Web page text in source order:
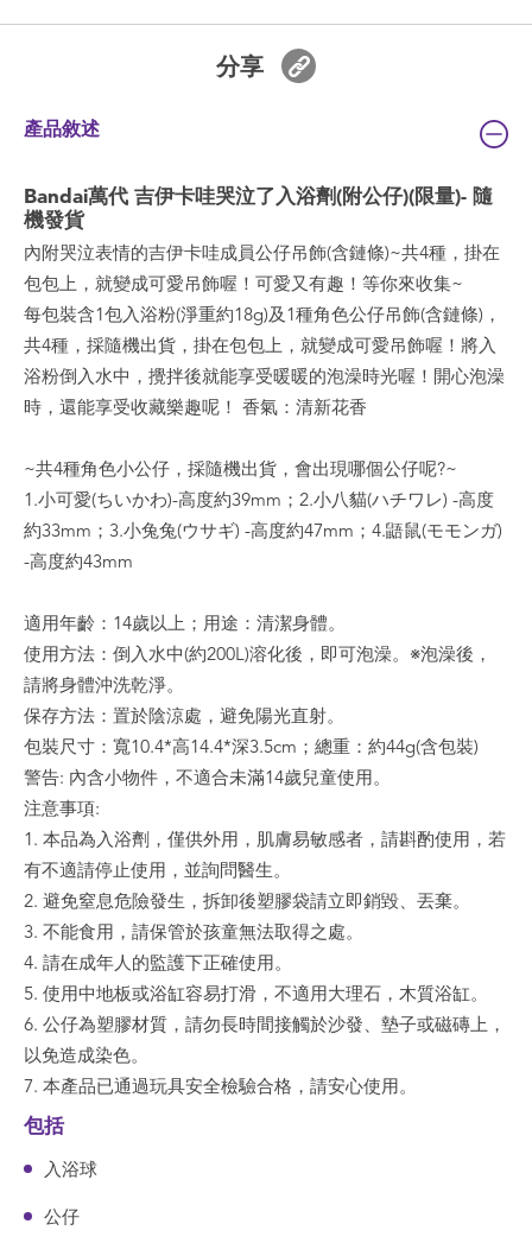
分享
產品敘述
Bandai萬代 吉伊卡哇哭泣了入浴劑(附公仔)(限量)- 隨
機發貨
內附哭泣表情的吉伊卡哇成員公仔吊飾(含鏈條)~共4種，掛在
包包上，就變成可愛吊飾喔！可愛又有趣！等你來收集~
每包裝含1包入浴粉(淨重約18g)及1種角色公仔吊飾(含鏈條)，
共4種，採隨機出貨，掛在包包上，就變成可愛吊飾喔！將入
浴粉倒入水中，攪拌後就能享受暖暖的泡澡時光喔！開心泡澡
時，還能享受收藏樂趣呢！ 香氣：清新花香
~共4種角色小公仔，採隨機出貨，會出現哪個公仔呢?~
1.小可愛(ちいかわ)-高度約39mm；2.小八貓(ハチワレ) -高度
約33mm；3.小兔兔(ウサギ) -高度約47mm；4.鼯鼠(モモンガ)
-高度約43mm
適用年齡：14歲以上；用途：清潔身體。
使用方法：倒入水中(約200L)溶化後，即可泡澡。※泡澡後，
請將身體沖洗乾淨。
保存方法：置於陰涼處，避免陽光直射。
包裝尺寸：寬10.4*高14.4*深3.5cm；總重：約44g(含包裝)
警告: 內含小物件，不適合未滿14歲兒童使用。
注意事項:
1. 本品為入浴劑，僅供外用，肌膚易敏感者，請斟酌使用，若
有不適請停止使用，並詢問醫生。
2. 避免窒息危險發生，拆卸後塑膠袋請立即銷毀、丟棄。
3. 不能食用，請保管於孩童無法取得之處。
4. 請在成年人的監護下正確使用。
5. 使用中地板或浴缸容易打滑，不適用大理石，木質浴缸。
6. 公仔為塑膠材質，請勿長時間接觸於沙發、墊子或磁磚上，
以免造成染色。
7. 本產品已通過玩具安全檢驗合格，請安心使用。
包括
入浴球
公仔